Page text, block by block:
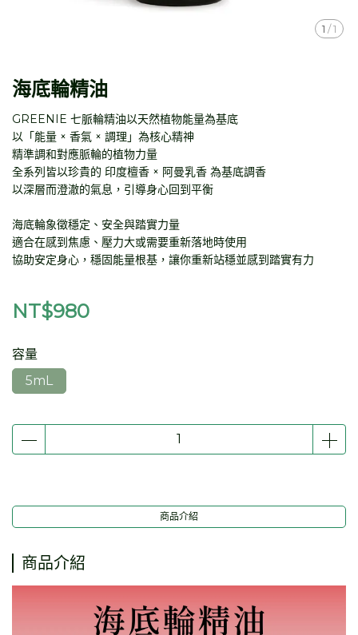
1 /1
海底輪精油
GREENIE 七脈輪精油以天然植物能量為基底
以「能量 × 香氣 × 調理」為核心精神
精準調和對應脈輪的植物力量
全系列皆以珍貴的 印度檀香 × 阿曼乳香 為基底調香
以深層而澄澈的氣息，引導身心回到平衡
海底輪象徵穩定、安全與踏實力量
適合在感到焦慮、壓力大或需要重新落地時使用
協助安定身心，穩固能量根基，讓你重新站穩並感到踏實有力
NT$980
容量
5mL
商品介紹
商品介紹